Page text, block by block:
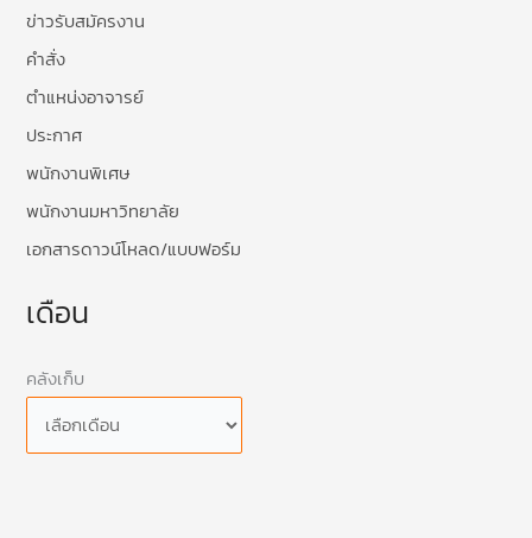
ข่าวรับสมัครงาน
คำสั่ง
ตำแหน่งอาจารย์
ประกาศ
พนักงานพิเศษ
พนักงานมหาวิทยาลัย
เอกสารดาวน์โหลด/แบบฟอร์ม
เดือน
คลังเก็บ